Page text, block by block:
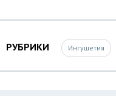
РУБРИКИ Ингушетия